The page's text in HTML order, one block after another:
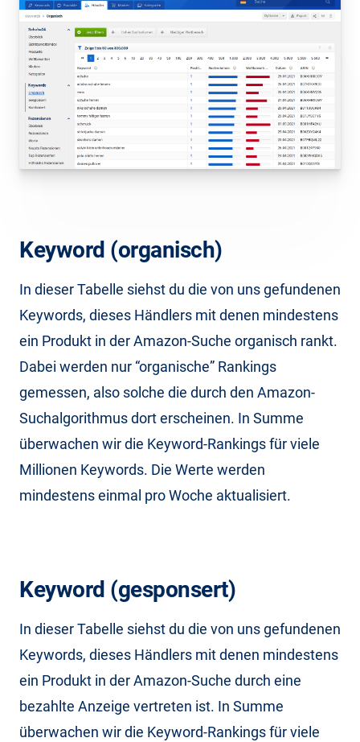
Keyword (organisch)
In dieser Tabelle siehst du die von uns gefundenen
Keywords, dieses Händlers mit denen mindestens
ein Produkt in der Amazon-Suche organisch rankt.
Dabei werden nur “organische” Rankings
gemessen, also solche die durch den Amazon-
Suchalgorithmus dort erscheinen. In Summe
überwachen wir die Keyword-Rankings für viele
Millionen Keywords. Die Werte werden
mindestens einmal pro Woche aktualisiert.
Keyword (gesponsert)
In dieser Tabelle siehst du die von uns gefundenen
Keywords, dieses Händlers mit denen mindestens
ein Produkt in der Amazon-Suche durch eine
bezahlte Anzeige vertreten ist. In Summe
überwachen wir die Keyword-Rankings für viele